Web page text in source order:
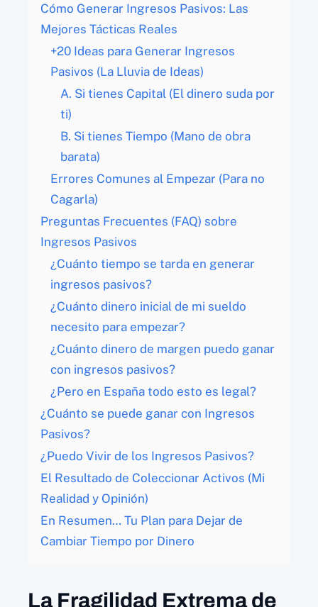
Cómo Generar Ingresos Pasivos: Las
Mejores Tácticas Reales
+20 Ideas para Generar Ingresos
Pasivos (La Lluvia de Ideas)
A. Si tienes Capital (El dinero suda por
ti)
B. Si tienes Tiempo (Mano de obra
barata)
Errores Comunes al Empezar (Para no
Cagarla)
Preguntas Frecuentes (FAQ) sobre
Ingresos Pasivos
¿Cuánto tiempo se tarda en generar
ingresos pasivos?
¿Cuánto dinero inicial de mi sueldo
necesito para empezar?
¿Cuánto dinero de margen puedo ganar
con ingresos pasivos?
¿Pero en España todo esto es legal?
¿Cuánto se puede ganar con Ingresos
Pasivos?
¿Puedo Vivir de los Ingresos Pasivos?
El Resultado de Coleccionar Activos (Mi
Realidad y Opinión)
En Resumen… Tu Plan para Dejar de
Cambiar Tiempo por Dinero
La Fragilidad Extrema de